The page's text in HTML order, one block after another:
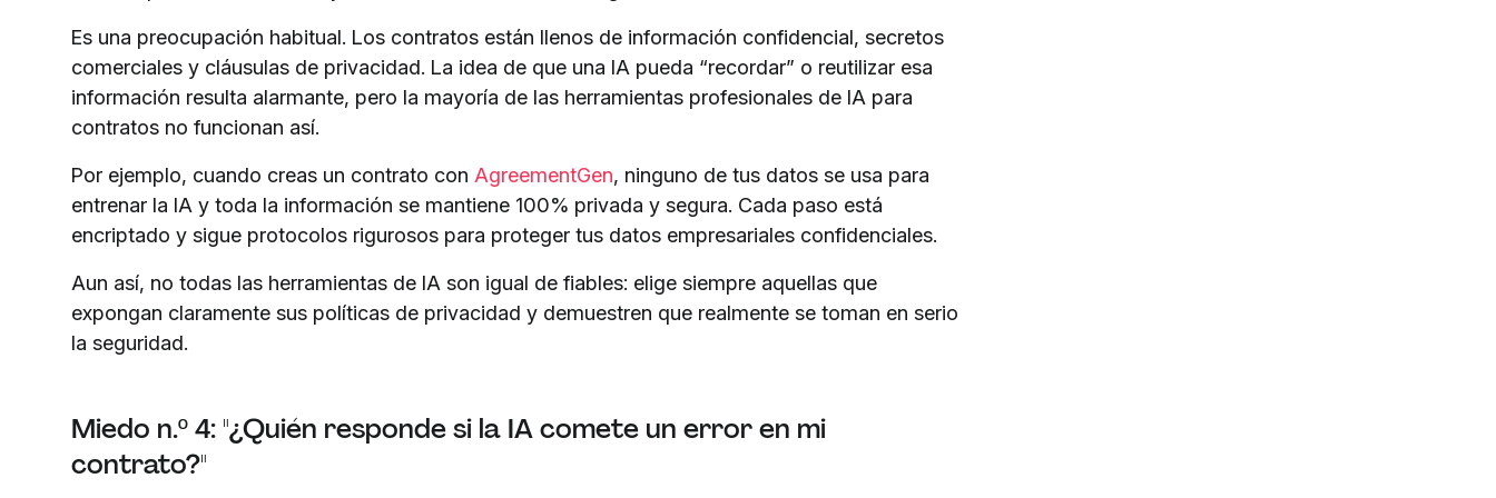
Es una preocupación habitual. Los contratos están llenos de información confidencial, secretos
comerciales y cláusulas de privacidad. La idea de que una IA pueda “recordar” o reutilizar esa
información resulta alarmante, pero la mayoría de las herramientas profesionales de IA para
contratos no funcionan así.
Por ejemplo, cuando creas un contrato con AgreementGen, ninguno de tus datos se usa para
entrenar la IA y toda la información se mantiene 100% privada y segura. Cada paso está
encriptado y sigue protocolos rigurosos para proteger tus datos empresariales confidenciales.
Aun así, no todas las herramientas de IA son igual de fiables: elige siempre aquellas que
expongan claramente sus políticas de privacidad y demuestren que realmente se toman en serio
la seguridad.
Miedo n.º 4: "¿Quién responde si la IA comete un error en mi
contrato?"